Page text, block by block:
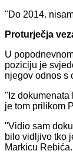
"Do 2014.
Proturječja
U
poziciju je
njegov odnos s
"Iz dokumenata
je tom prilikom
"Vidio sam
bilo vidljivo tko
Markicu Rebića.